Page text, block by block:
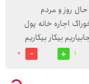
روز و مردم
اجاره خانه پول
بیکار بیکاریم
1
0